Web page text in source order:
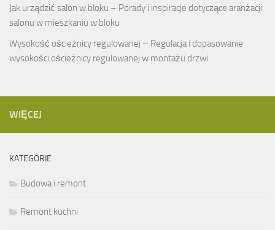
Jak urządzić salon w bloku – Porady i inspiracje dotyczące aranżacji
salonu w mieszkaniu w bloku
Wysokość ościeżnicy regulowanej – Regulacja i dopasowanie
wysokości ościeżnicy regulowanej w montażu drzwi
WIĘCEJ
KATEGORIE
Budowa i remont
Remont kuchni